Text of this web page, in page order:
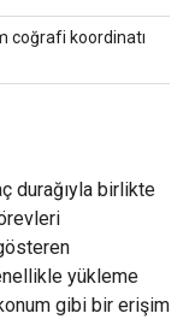
coğrafi koordinatı
durağıyla birlikte
yükleme
gibi bir erişim